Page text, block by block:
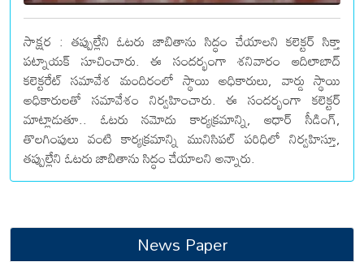
సాక్షర : తప్పుల్లేని ఓటరు జాబితాను సిద్ధం చేయాలని కలెక్టర్ సిక్తా
పట్నాయక్ సూచించారు. ఈ సందర్భంగా శనివారం ఆదిలాబాద్
కలెక్టరేట్ సమావేశ మందిరంలో స్థాయి అధికారులు, వార్డు స్థాయి
అధికారులతో సమావేశం నిర్వహించారు. ఈ సందర్భంగా కలెక్టర్
మాట్లాడుతూ.. ఓటరు నమోదు కార్యక్రమాన్ని, ఆధార్ సీడింగ్,
తొలగింపులు వంటి కార్యక్రమాన్ని మునిసిపల్ పరిధిలో నిర్వహిస్తూ,
తప్పుల్లేని ఓటరు జాబితాను సిద్ధం చేయాలని అన్నారు.
News Paper